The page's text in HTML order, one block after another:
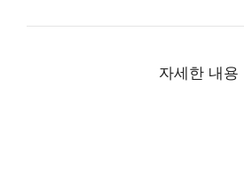
자세한 내용